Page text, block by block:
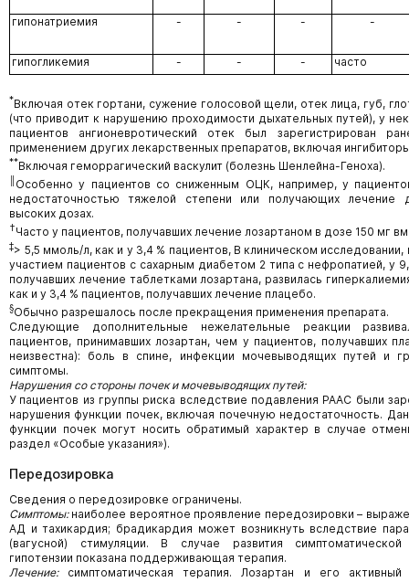
гипонатриемия - - - -
гипогликемия - - - часто
*Включая отек гортани, сужение голосовой щели, отек лица, губ,
(что приводит к нарушению проходимости дыхательных путей), у
пациентов ангионевротический отек был зарегистрирован
применением других лекарственных препаратов, включая
**Включая геморрагический васкулит (болезнь Шенлейна-Геноха).
Особенно у пациентов со сниженным ОЦК, например, у
недостаточностью тяжелой степени или получающих лечение
высоких дозах.
†Часто у пациентов, получавших лечение лозартаном в дозе 150 мг
‡> 5,5 ммоль/л, как и у 3,4 % пациентов, В клиническом
участием пациентов с сахарным диабетом 2 типа с нефропатией, у
получавших лечение таблетками лозартана, развилась
как и у 3,4 % пациентов, получавших лечение плацебо.
§Обычно разрешалось после прекращения применения препарата.
Следующие дополнительные нежелательные реакции
пациентов, принимавших лозартан, чем у пациентов, получавших
неизвестна): боль в спине, инфекции мочевыводящих путей и
симптомы.
Нарушения со стороны почек и мочевыводящих путей:
У пациентов из группы риска вследствие подавления РААС были
нарушения функции почек, включая почечную недостаточность.
функции почек могут носить обратимый характер в случае
раздел «Особые указания»).
Передозировка
Сведения о передозировке ограничены.
Симптомы: наиболее вероятное проявление передозировки –
АД и тахикардия; брадикардия может возникнуть вследствие
(вагусной) стимуляции. В случае развития симптоматической
гипотензии показана поддерживающая терапия.
Лечение: симптоматическая терапия. Лозартан и его